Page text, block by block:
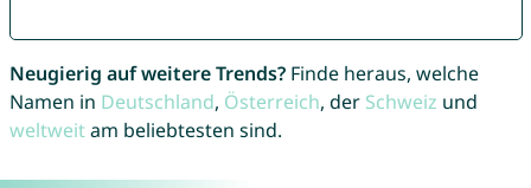
Neugierig auf weitere Trends?Finde heraus, welche
Namen in Deutschland, Österreich, der Schweiz und
weltweitam beliebtesten sind.